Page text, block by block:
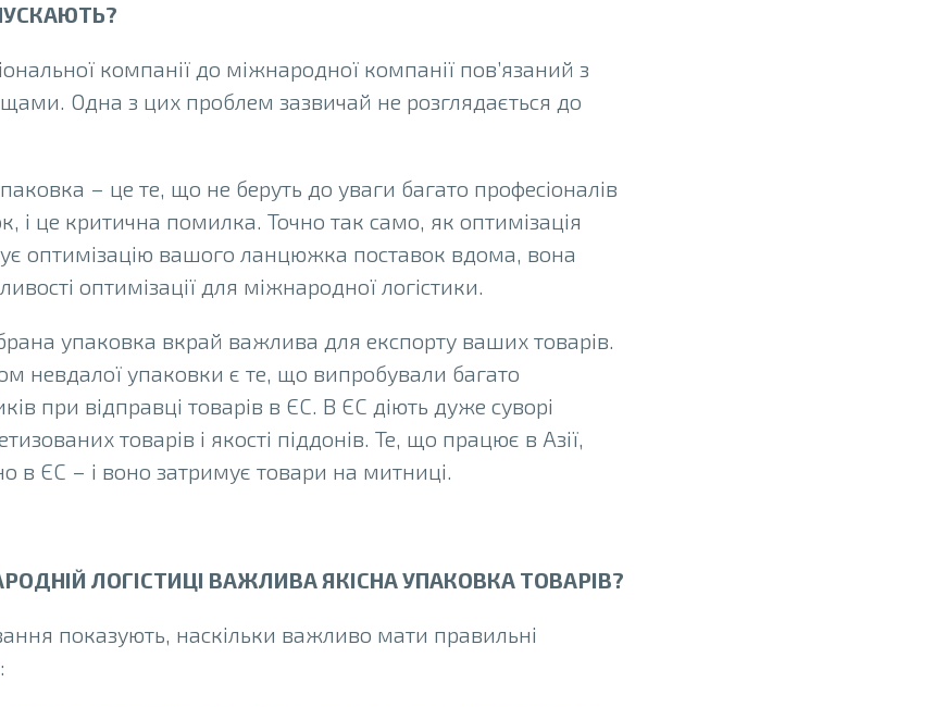
компанії до міжнародної компанії пов’язаний з
Одна з цих проблем зазвичай не розглядається до
– це те, що не беруть до уваги багато професіоналів
і це критична помилка. Точно так само, як оптимізація
оптимізацію вашого ланцюжка поставок вдома, вона
оптимізації для міжнародної логістики.
упаковка вкрай важлива для експорту ваших товарів.
невдалої упаковки є те, що випробували багато
при відправці товарів в ЄС. В ЄС діють дуже суворі
товарів і якості піддонів. Те, що працює в Азії,
в ЄС – і воно затримує товари на митниці.
ЛОГІСТИЦІ ВАЖЛИВА ЯКІСНА УПАКОВКА ТОВАРІВ?
показують, наскільки важливо мати правильні